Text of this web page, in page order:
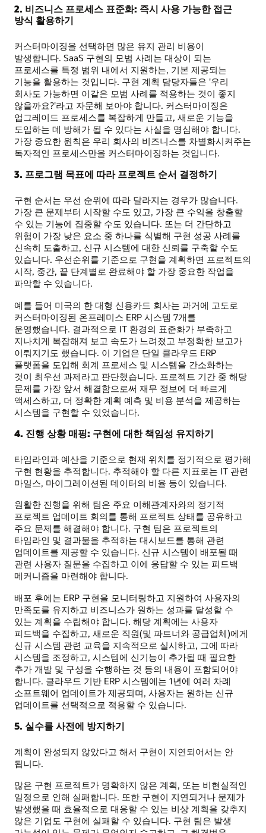
2. 비즈니스 프로세스 표준화: 즉시 사용 가능한 접근
방식 활용하기
커스터마이징을 선택하면 많은 유지 관리 비용이
발생합니다. SaaS 구현의 모범 사례는 대상이 되는
프로세스를 특정 범위 내에서 지원하는, 기본 제공되는
기능을 활용하는 것입니다. 구현 계획 담당자들은 '우리
회사도 가능하면 이같은 모범 사례를 적용하는 것이 좋지
않을까요?'라고 자문해 보아야 합니다. 커스터마이징은
업그레이드 프로세스를 복잡하게 만들고, 새로운 기능을
도입하는 데 방해가 될 수 있다는 사실을 명심해야 합니다.
가장 중요한 원칙은 우리 회사의 비즈니스를 차별화시켜주는
독자적인 프로세스만을 커스터마이징하는 것입니다.
3. 프로그램 목표에 따라 프로젝트 순서 결정하기
구현 순서는 우선 순위에 따라 달라지는 경우가 많습니다.
가장 큰 문제부터 시작할 수도 있고, 가장 큰 수익을 창출할
수 있는 기능에 집중할 수도 있습니다. 또는 더 간단하고
위험이 가장 낮은 요소 중 하나를 식별해 구현 성공 사례를
신속히 도출하고, 신규 시스템에 대한 신뢰를 구축할 수도
있습니다. 우선순위를 기준으로 구현을 계획하면 프로젝트의
시작, 중간, 끝 단계별로 완료해야 할 가장 중요한 작업을
파악할 수 있습니다.
예를 들어 미국의 한 대형 신용카드 회사는 과거에 고도로
커스터마이징된 온프레미스 ERP 시스템 7개를
운영했습니다. 결과적으로 IT 환경의 표준화가 부족하고
지나치게 복잡해져 보고 속도가 느려졌고 부정확한 보고가
이뤄지기도 했습니다. 이 기업은 단일 클라우드 ERP
플랫폼을 도입해 회계 프로세스 및 시스템을 간소화하는
것이 최우선 과제라고 판단했습니다. 프로젝트 기간 중 해당
문제를 가장 앞서 해결함으로써 재무 정보에 더 빠르게
액세스하고, 더 정확한 계획 예측 및 비용 분석을 제공하는
시스템을 구현할 수 있었습니다.
4. 진행 상황 매핑: 구현에 대한 책임성 유지하기
타임라인과 예산을 기준으로 현재 위치를 정기적으로 평가해
구현 현황을 추적합니다. 추적해야 할 다른 지표로는 IT 관련
마일스, 마이그레이션된 데이터의 비율 등이 있습니다.
원활한 진행을 위해 팀은 주요 이해관계자와의 정기적
프로젝트 업데이트 회의를 통해 프로젝트 상태를 공유하고
주요 문제를 해결해야 합니다. 구현 팀은 프로젝트의
타임라인 및 결과물을 추적하는 대시보드를 통해 관련
업데이트를 제공할 수 있습니다. 신규 시스템이 배포될 때
관련 사용자 질문을 수집하고 이에 응답할 수 있는 피드백
메커니즘을 마련해야 합니다.
배포 후에는 ERP 구현을 모니터링하고 지원하여 사용자의
만족도를 유지하고 비즈니스가 원하는 성과를 달성할 수
있는 계획을 수립해야 합니다. 해당 계획에는 사용자
피드백을 수집하고, 새로운 직원(및 파트너와 공급업체)에게
신규 시스템 관련 교육을 지속적으로 실시하고, 그에 따라
시스템을 조정하고, 시스템에 신기능이 추가될 때 필요한
추가 개발 및 구성을 수행하는 것 등의 내용이 포함되어야
합니다. 클라우드 기반 ERP 시스템에는 1년에 여러 차례
소프트웨어 업데이트가 제공되며, 사용자는 원하는 신규
업데이트를 선택적으로 적용할 수 있습니다.
5. 실수를 사전에 방지하기
계획이 완성되지 않았다고 해서 구현이 지연되어서는 안
됩니다.
많은 구현 프로젝트가 명확하지 않은 계획, 또는 비현실적인
일정으로 인해 실패합니다. 또한 구현이 지연되거나 문제가
발생했을 때 효율적으로 대응할 수 있는 비상 계획을 갖추지
않은 기업도 구현에 실패할 수 있습니다. 구현 팀은 발생